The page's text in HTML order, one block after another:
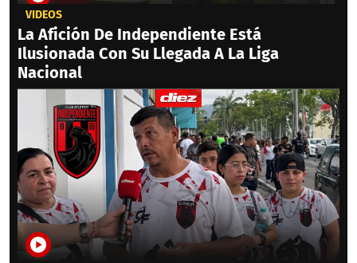
VIDEOS
La Afición De Independiente Está
Ilusionada Con Su Llegada A La Liga
Nacional